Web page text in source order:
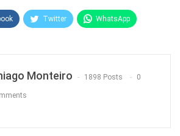
Twitter WhatsApp
Monteiro 1898 Posts 0